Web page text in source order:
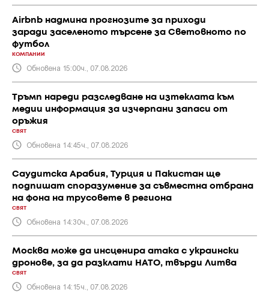
Airbnb надмина прогнозите за приходи
заради заселеното търсене за Световното по
футбол
КОМПАНИИ
Обновена 15:00ч., 07.08.2026
Тръмп нареди разследване на изтеклата към
медии информация за изчерпани запаси от
оръжия
СВЯТ
Обновена 14:45ч., 07.08.2026
Саудитска Арабия, Турция и Пакистан ще
подпишат споразумение за съвместна отбрана
на фона на трусовете в региона
СВЯТ
Обновена 14:30ч., 07.08.2026
Москва може да инсценира атака с украински
дронове, за да разклати НАТО, твърди Литва
СВЯТ
Обновена 14:15ч., 07.08.2026